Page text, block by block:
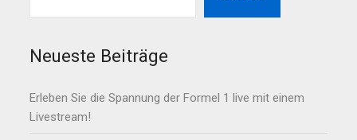
Neueste Beiträge
Erleben Sie die Spannung der Formel 1 live mit einem
Livestream!